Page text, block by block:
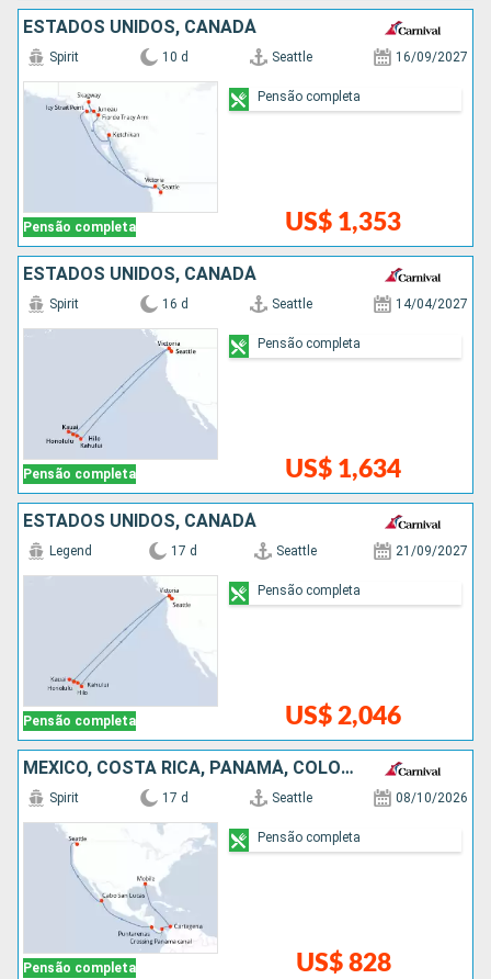
ESTADOS UNIDOS, CANADÁ
Pensão completa
Spirit 10 d Seattle 16/09/2027
US$ 1,353
Pensão completa
ESTADOS UNIDOS, CANADÁ
Pensão completa
Spirit 16 d Seattle 14/04/2027
US$ 1,634
Pensão completa
ESTADOS UNIDOS, CANADÁ
Pensão completa
Legend 17 d Seattle 21/09/2027
US$ 2,046
Pensão completa
MÉXICO, COSTA RICA, PANAMÁ, COLOMBIA, ESTADOS UNIDOS
Pensão completa
Spirit 17 d Seattle 08/10/2026
US$ 828
Pensão completa